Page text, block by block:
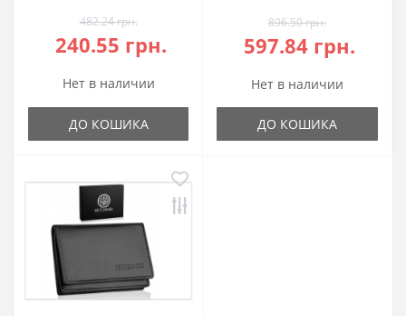
482.24 грн.
240.55 грн.
Нет в наличии
ДО КОШИКА
896.50 грн.
597.84 грн.
Нет в наличии
ДО КОШИКА